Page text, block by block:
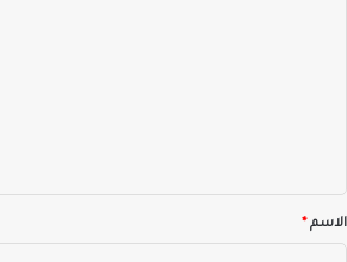
*الاسم*